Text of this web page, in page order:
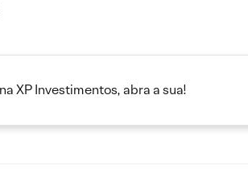
XP Investimentos, abra a sua!